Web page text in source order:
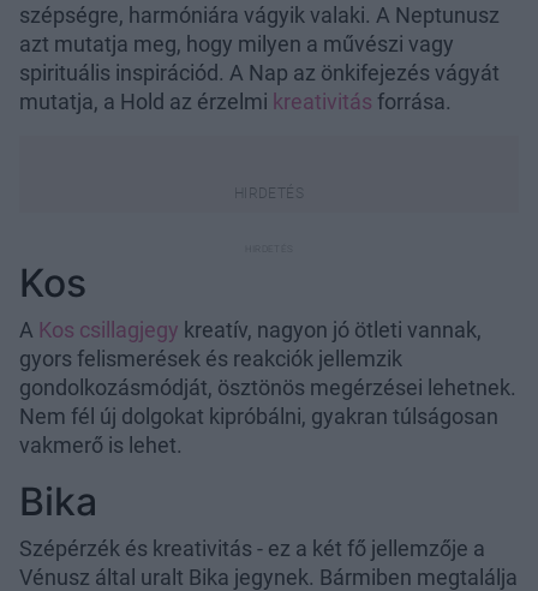
szépségre, harmóniára vágyik valaki. A Neptunusz
azt mutatja meg, hogy milyen a művészi vagy
spirituális inspirációd. A Nap az önkifejezés vágyát
mutatja, a Hold az érzelmi kreativitás forrása.
Kos
A Kos csillagjegy kreatív, nagyon jó ötleti vannak,
gyors felismerések és reakciók jellemzik
gondolkozásmódját, ösztönös megérzései lehetnek.
Nem fél új dolgokat kipróbálni, gyakran túlságosan
vakmerő is lehet.
Bika
Szépérzék és kreativitás - ez a két fő jellemzője a
Vénusz által uralt Bika jegynek. Bármiben megtalálja